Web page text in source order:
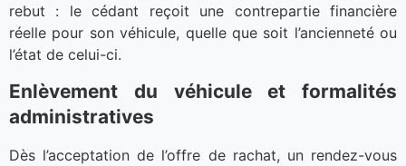
rebut : le cédant reçoit une contrepartie financière
réelle pour son véhicule, quelle que soit l’ancienneté ou
l’état de celui-ci.
Enlèvement du véhicule et formalités
administratives
Dès l’acceptation de l’offre de rachat, un rendez-vous